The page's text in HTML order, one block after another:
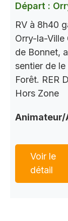
Départ :
RV à 8h40
Orry-la-
de Bonnet,
sentier de
Forêt. RER
Hors Zone
Voir le
détail